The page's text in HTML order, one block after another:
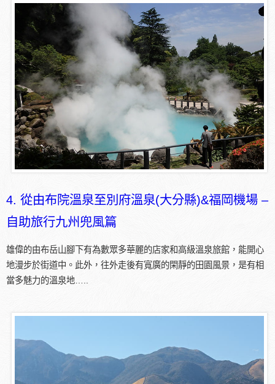
4. 從由布院溫泉至別府溫泉(大分縣)&福岡機場 –
自助旅行九州兜風篇
雄偉的由布岳山腳下有為數眾多華麗的店家和高級溫泉旅館，能開心
地漫步於街道中。此外，往外走後有寬廣的閑靜的田園風景，是有相
當多魅力的溫泉地…..